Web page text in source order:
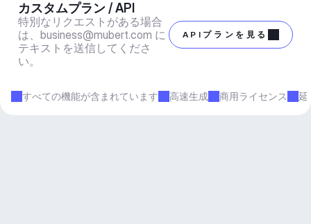
カスタムプラン / API
特別なリクエストがある場合
は、 business@mubert.com に
テキストを送信してくださ
い。
APIプランを見る
すべての機能が含まれています 高速生成 商用ライセンス 延